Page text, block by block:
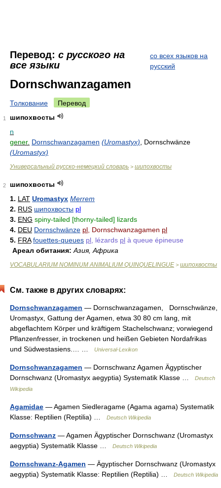
Перевод: с русского на
все языки
со всех языков на
русский
Dornschwanzagamen
Толкование Перевод
1
шипохвосты
n
gener. Dornschwanzagamen (Uromastyx) , Dornschwänze
(Uromastyx)
Универсальный русско-немецкий словарь > шипохвосты
2
шипохвосты
1. LAT Uromastyx Merrem
2. RUS шипохвосты pl
3. ENG spiny-tailed [thorny-tailed] lizards
4. DEU Dornschwänze pl , Dornschwanzagamen pl
5. FRA fouettes-queues pl , lézards pl à queue épineuse
Ареал обитания: Азия, Африка
VOCABULARIUM NOMINUM ANIMALIUM QUINQUELINGUE > шипохвосты
См. также в других словарях:
Dornschwanzagamen — Dornschwanzagamen, Dornschwänze,
Uromạstyx, Gattung der Agamen, etwa 30 80 cm lang, mit
abgeflachtem Körper und kräftigem Stachelschwanz; vorwiegend
Pflanzenfresser, in trockenen und heißen Gebieten Nordafrikas
und Südwestasiens.… …
Universal-Lexikon
Dornschwanzagamen — Dornschwanz Agamen Ägyptischer
Dornschwanz (Uromastyx aegyptia) Systematik Klasse …
Deutsch
Wikipedia
Agamidae — Agamen Siedleragame (Agama agama) Systematik
Klasse: Reptilien (Reptilia) …
Deutsch Wikipedia
Dornschwanz — Agamen Ägyptischer Dornschwanz (Uromastyx
aegyptia) Systematik Klasse …
Deutsch Wikipedia
Dornschwanz-Agamen — Ägyptischer Dornschwanz (Uromastyx
aegyptia) Systematik Klasse: Reptilien (Reptilia) …
Deutsch Wikipedia